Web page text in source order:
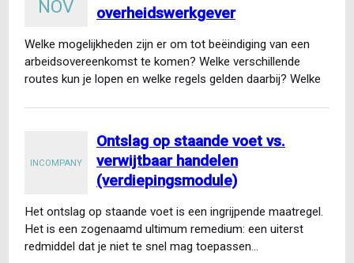
NOV
overheidswerkgever
Welke mogelijkheden zijn er om tot beëindiging van een
arbeidsovereenkomst te komen? Welke verschillende
routes kun je lopen en welke regels gelden daarbij? Welke
INCOMPANY
Ontslag op staande voet vs.
verwijtbaar handelen
(verdiepingsmodule)
Het ontslag op staande voet is een ingrijpende maatregel.
Het is een zogenaamd ultimum remedium: een uiterst
redmiddel dat je niet te snel mag toepassen…